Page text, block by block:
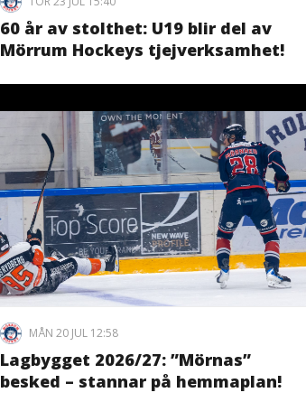
60 år av stolthet: U19 blir del av
Mörrum Hockeys tjejverksamhet!
MÅN 20 JUL 12:58
Lagbygget 2026/27: ”Mörnas”
besked – stannar på hemmaplan!